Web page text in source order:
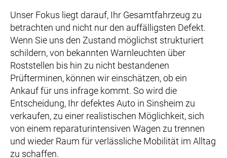
Unser Fokus liegt darauf, Ihr Gesamtfahrzeug zu
betrachten und nicht nur den auffälligsten Defekt.
Wenn Sie uns den Zustand möglichst strukturiert
schildern, von bekannten Warnleuchten über
Roststellen bis hin zu nicht bestandenen
Prüfterminen, können wir einschätzen, ob ein
Ankauf für uns infrage kommt. So wird die
Entscheidung, Ihr defektes Auto in Sinsheim zu
verkaufen, zu einer realistischen Möglichkeit, sich
von einem reparaturintensiven Wagen zu trennen
und wieder Raum für verlässliche Mobilität im Alltag
zu schaffen.